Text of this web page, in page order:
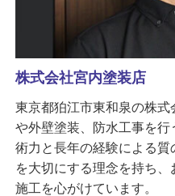
株式会社宮内塗装店
東京都狛江市東和泉の株
や外壁塗装、防水工事を
術力と長年の経験による
を大切にする理念を持ち
施工を心がけています。